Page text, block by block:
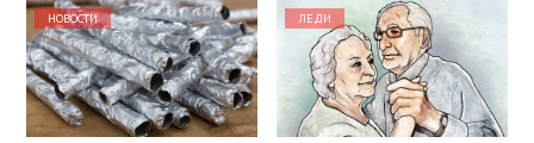
НОВОСТИ ЛЕДИ